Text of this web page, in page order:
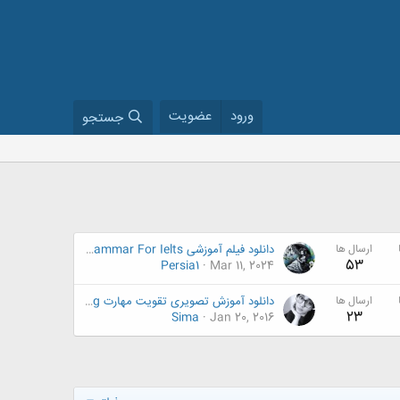
ورود عضویت جستجو
ارسال ها
53
دانلود فیلم آموزشی Essential Grammar For Ielts
Mar 11, 2024
Persia1
ارسال ها
23
دانلود آموزش تصویری تقویت مهارت Listening کنتون( TOEFL IBT Preparation. Kenton ESL )
Jan 20, 2016
Sima